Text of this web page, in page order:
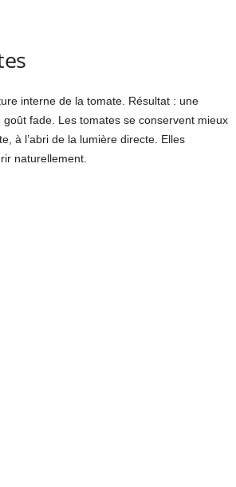
interne de la tomate. Résultat : une
fade. Les tomates se conservent mieux
à l’abri de la lumière directe. Elles
naturellement.